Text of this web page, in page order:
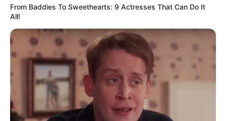
Desde la carrera 6 hasta la calle 10 pasando por la
carrera Séptima.Desde la carrera séptima hasta la calle
116, pasando por la calle 26 y el Monumento Reyes.
Lea también:Pa' que se parche en familia: Pille los
alumbrados al gratín en parques de Bogotá
Otros cierres viales en la capital del
país
From Baddies To Sweethearts: 9 Actresses That Can Do It
All!